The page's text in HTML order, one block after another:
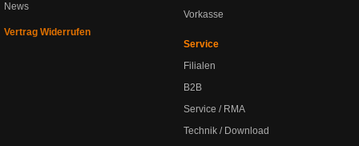
News
Vertrag Widerrufen
Vorkasse
Service
Filialen
B2B
Service / RMA
Technik / Download